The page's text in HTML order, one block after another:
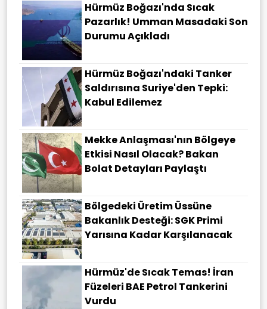
Hürmüz Boğazı'nda Sıcak
Pazarlık! Umman Masadaki Son
Durumu Açıkladı
Hürmüz Boğazı'ndaki Tanker
Saldırısına Suriye'den Tepki:
Kabul Edilemez
Mekke Anlaşması'nın Bölgeye
Etkisi Nasıl Olacak? Bakan
Bolat Detayları Paylaştı
Bölgedeki Üretim Üssüne
Bakanlık Desteği: SGK Primi
Yarısına Kadar Karşılanacak
Hürmüz'de Sıcak Temas! İran
Füzeleri BAE Petrol Tankerini
Vurdu